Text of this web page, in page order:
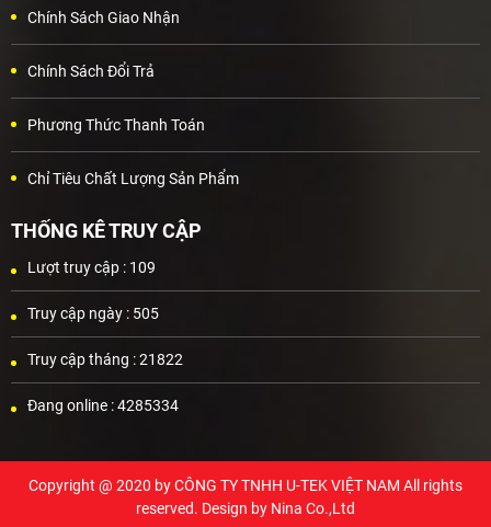
Chính Sách Giao Nhận
Chính Sách Đổi Trả
Phương Thức Thanh Toán
Chỉ Tiêu Chất Lượng Sản Phẩm
THỐNG KÊ TRUY CẬP
Lượt truy cập : 109
Truy cập ngày : 505
Truy cập tháng :21822
Đang online :4285334
Copyright @ 2020 byCÔNG TY TNHH U-TEK VIỆT NAM All rights
reserved. Design by Nina Co.,Ltd